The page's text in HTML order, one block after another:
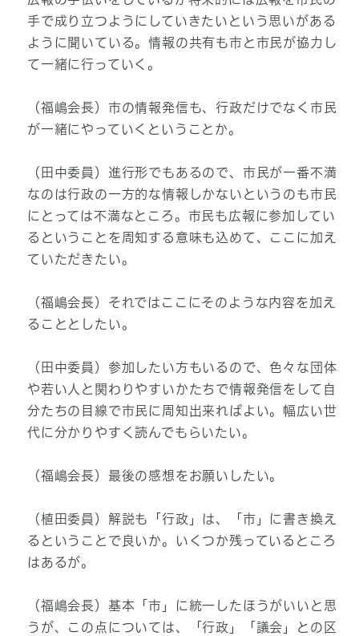
手で成り立つようにしていきたいという思いがある
ように聞いている。情報の共有も市と市民が協力し
て一緒に行っていく。
（福嶋会長）市の情報発信も、行政だけでなく市民
が一緒にやっていくということか。
（田中委員）進行形でもあるので、市民が一番不満
なのは行政の一方的な情報しかないというのも市民
にとっては不満なところ。市民も広報に参加してい
るということを周知する意味も込めて、ここに加え
ていただきたい。
（福嶋会長）それではここにそのような内容を加え
ることとしたい。
（田中委員）参加したい方もいるので、色々な団体
や若い人と関わりやすいかたちで情報発信をして自
分たちの目線で市民に周知出来ればよい。幅広い世
代に分かりやすく読んでもらいたい。
（福嶋会長）最後の感想をお願いしたい。
（植田委員）解説も「行政」は、「市」に書き換え
るということで良いか。いくつか残っているところ
はあるが。
（福嶋会長）基本「市」に統一したほうがいいと思
うが、この点については、「行政」「議会」との区